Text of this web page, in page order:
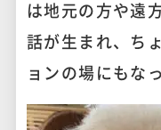
は地元の方や遠
話が生まれ、ち
ョンの場にもな